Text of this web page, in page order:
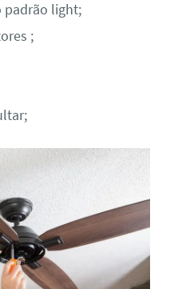
padrão light;
;